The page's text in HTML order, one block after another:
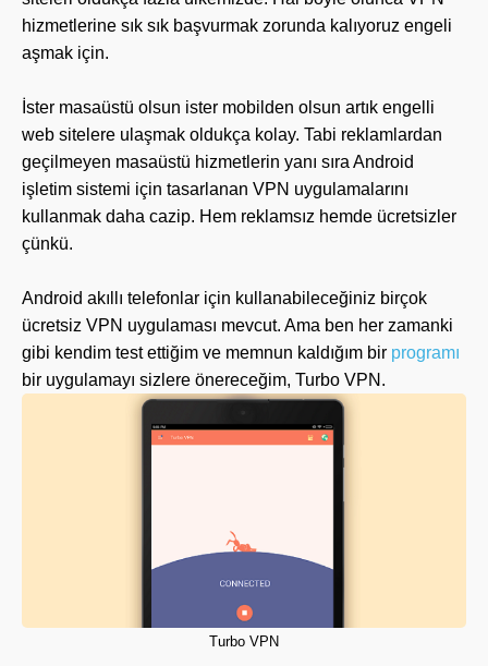
hizmetlerine sık sık başvurmak zorunda kalıyoruz engeli
aşmak için.
İster masaüstü olsun ister mobilden olsun artık engelli
web sitelere ulaşmak oldukça kolay. Tabi reklamlardan
geçilmeyen masaüstü hizmetlerin yanı sıra Android
işletim sistemi için tasarlanan VPN uygulamalarını
kullanmak daha cazip. Hem reklamsız hemde ücretsizler
çünkü.
Android akıllı telefonlar için kullanabileceğiniz birçok
ücretsiz VPN uygulaması mevcut. Ama ben her zamanki
gibi kendim test ettiğim ve memnun kaldığım bir programı
bir uygulamayı sizlere önereceğim, Turbo VPN.
Turbo VPN